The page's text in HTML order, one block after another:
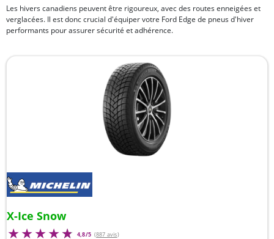
Les hivers canadiens peuvent être rigoureux, avec des routes enneigées et
verglacées. Il est donc crucial d'équiper votre Ford Edge de pneus d'hiver
performants pour assurer sécurité et adhérence.
X-Ice Snow
4,8/5 (887 avis)